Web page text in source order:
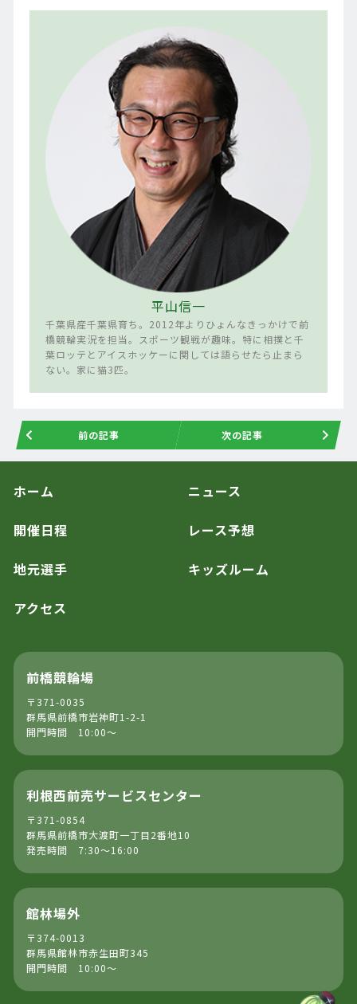
平山信一
千葉県産千葉県育ち。2012年よりひょんなきっかけで前
橋競輪実況を担当。スポーツ観戦が趣味。特に相撲と千
葉ロッテとアイスホッケーに関しては語らせたら止まら
ない。家に猫3匹。
前の記事 次の記事
ホーム ニュース
開催日程 レース予想
地元選手 キッズルーム
アクセス
前橋競輪場
〒371-0035
群馬県前橋市岩神町1-2-1
開門時間 10:00～
利根西前売サービスセンター
〒371-0854
群馬県前橋市大渡町一丁目2番地10
発売時間 7:30～16:00
館林場外
〒374-0013
群馬県館林市赤生田町345
開門時間 10:00～